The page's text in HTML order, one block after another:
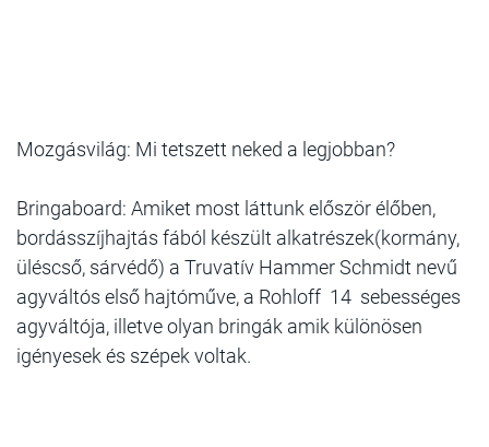
Mozgásvilág: Mi tetszett neked a legjobban?
Bringaboard: Amiket most láttunk először élőben,
bordásszíjhajtás fából készült alkatrészek(kormány,
üléscső, sárvédő) a Truvatív Hammer Schmidt nevű
agyváltós első hajtóműve, a Rohloff 14 sebességes
agyváltója, illetve olyan bringák amik különösen
igényesek és szépek voltak.